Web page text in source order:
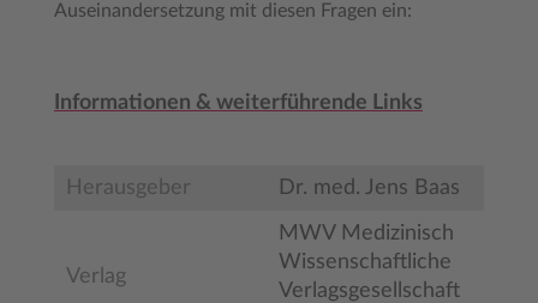
Auseinandersetzung mit diesen Fragen ein:
Informationen & weiterführende Links
Herausgeber Dr. med. Jens Baas
Verlag
MWV Medizinisch
Wissenschaftliche
Verlagsgesellschaft